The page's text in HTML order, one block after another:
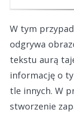
W tym
odgrywa
tekstu aurą
informację o
tle innych. W
stworzenie